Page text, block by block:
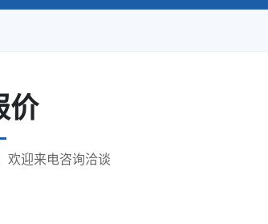
价
欢迎来电咨询洽谈